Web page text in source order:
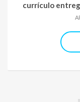
currículo